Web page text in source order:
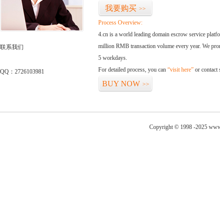
联系我们
QQ：2726103981
我要购买 >>
Process Overview:
4.cn is a world leading domain escrow service
million RMB transaction volume every year. We
5 workdays.
For detailed process, you can “visit here” or contact
BUY NOW >>
Copyright © 1998 -2025